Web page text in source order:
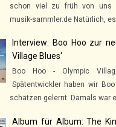
schon viel zu früh von uns
musik-sammler.de Natürlich, es
Interview: Boo Hoo zur
Village Blues'
Boo Hoo - Olympic
Spätentwickler haben wir
schätzen gelernt. Damals war
Album für Album: The